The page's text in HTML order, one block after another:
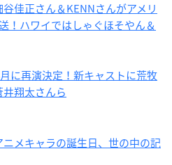
佳正さん＆KENNさんがアメリ
！ハワイではしゃぐほそやん＆
に再演決定！新キャストに荒牧
翔太さんら
メキャラの誕生日、世の中の記